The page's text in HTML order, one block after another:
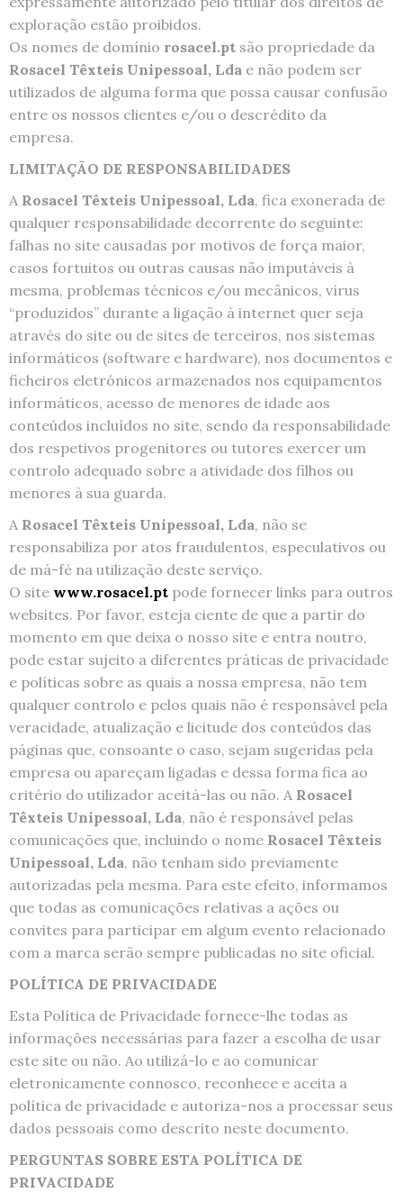
exploração estão proibidos.
Os nomes de domínio rosacel.pt são propriedade da
Rosacel Têxteis Unipessoal, Lda e não podem ser
utilizados de alguma forma que possa causar confusão
entre os nossos clientes e/ou o descrédito da
empresa.
LIMITAÇÃO DE RESPONSABILIDADES
A Rosacel Têxteis Unipessoal, Lda, fica exonerada de
qualquer responsabilidade decorrente do seguinte:
falhas no site causadas por motivos de força maior,
casos fortuitos ou outras causas não imputáveis à
mesma, problemas técnicos e/ou mecânicos, vírus
“produzidos” durante a ligação à internet quer seja
através do site ou de sites de terceiros, nos sistemas
informáticos (software e hardware), nos documentos e
ficheiros eletrónicos armazenados nos equipamentos
informáticos, acesso de menores de idade aos
conteúdos incluídos no site, sendo da responsabilidade
dos respetivos progenitores ou tutores exercer um
controlo adequado sobre a atividade dos filhos ou
menores à sua guarda.
A Rosacel Têxteis Unipessoal, Lda, não se
responsabiliza por atos fraudulentos, especulativos ou
de má-fé na utilização deste serviço.
O site www.rosacel.pt pode fornecer links para outros
websites. Por favor, esteja ciente de que a partir do
momento em que deixa o nosso site e entra noutro,
pode estar sujeito a diferentes práticas de privacidade
e políticas sobre as quais a nossa empresa, não tem
qualquer controlo e pelos quais não é responsável pela
veracidade, atualização e licitude dos conteúdos das
páginas que, consoante o caso, sejam sugeridas pela
empresa ou apareçam ligadas e dessa forma fica ao
critério do utilizador aceitá-las ou não. A Rosacel
Têxteis Unipessoal, Lda, não é responsável pelas
comunicações que, incluindo o nome Rosacel Têxteis
Unipessoal, Lda, não tenham sido previamente
autorizadas pela mesma. Para este efeito, informamos
que todas as comunicações relativas a ações ou
convites para participar em algum evento relacionado
com a marca serão sempre publicadas no site oficial.
POLÍTICA DE PRIVACIDADE
Esta Política de Privacidade fornece-lhe todas as
informações necessárias para fazer a escolha de usar
este site ou não. Ao utilizá-lo e ao comunicar
eletronicamente connosco, reconhece e aceita a
política de privacidade e autoriza-nos a processar seus
dados pessoais como descrito neste documento.
PERGUNTAS SOBRE ESTA POLÍTICA DE
PRIVACIDADE